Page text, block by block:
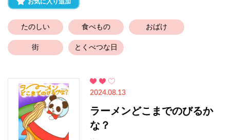
お気に入り追加
たのしい 食べもの おばけ
街 とくべつな日
2024.08.13
ラーメンどこまでのびるか
な？